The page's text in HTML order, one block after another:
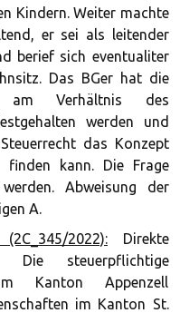
Kindern. Weiter machte
er sei als leitender
berief sich eventualiter
Das BGer hat die
am Verhältnis des
werden und
das Konzept
finden kann. Die Frage
Abweisung der
A.
2022): Direkte
Die steuerpflichtige
Kanton Appenzell
im Kanton St.